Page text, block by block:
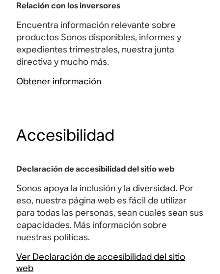
Relación con los inversores
Encuentra información relevante sobre
productos Sonos disponibles, informes y
expedientes trimestrales, nuestra junta
directiva y mucho más.
Obtener información
Accesibilidad
Declaración de accesibilidad del sitio web
Sonos apoya la inclusión y la diversidad. Por
eso, nuestra página web es fácil de utilizar
para todas las personas, sean cuales sean sus
capacidades. Más información sobre
nuestras políticas.
Ver Declaración de accesibilidad del sitio
web